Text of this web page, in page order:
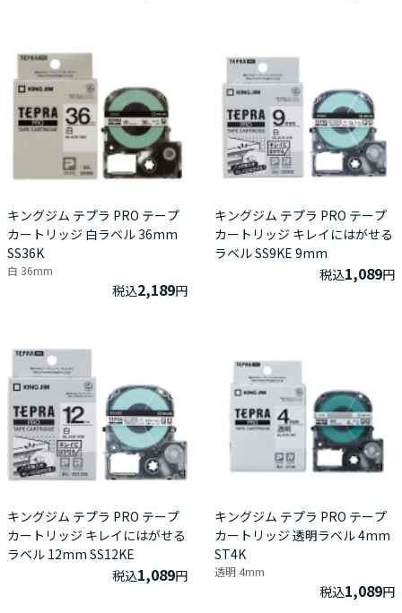
キングジム テプラ PRO テープ
カートリッジ 白ラベル 36mm
SS36K
白 36mm
税込2,189円
キングジム テプラ PRO テープ
カートリッジ キレイにはがせる
ラベル SS9KE 9mm
税込1,089円
キングジム テプラ PRO テープ
カートリッジ キレイにはがせる
ラベル 12mm SS12KE
税込1,089円
キングジム テプラ PRO テープ
カートリッジ 透明ラベル 4mm
ST4K
透明 4mm
税込1,089円